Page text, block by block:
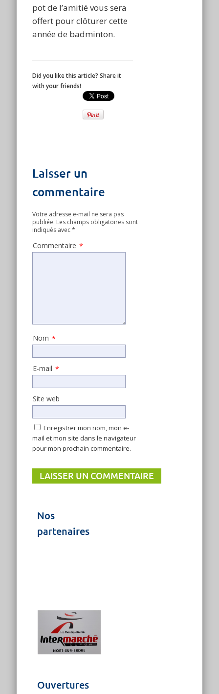
pot de l’amitié vous sera
offert pour clôturer cette
année de badminton.
Did you like this article? Share it
with your friends!
Laisser un
commentaire
Votre adresse e-mail ne sera pas
publiée. Les champs obligatoires sont
indiqués avec*
Commentaire *
Nom *
E-mail *
Site web
Enregistrer mon nom, mon e-
mail et mon site dans le navigateur
pour mon prochain commentaire.
Nos
partenaires
Ouvertures